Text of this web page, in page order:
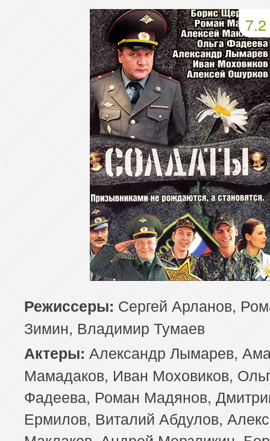
50 серия
7.2
Режиссеры: Сергей Арланов,
Зимин, Владимир Тумаев
Актеры: Александр Лымарев,
Мамадаков, Иван Моховиков,
Фадеева, Роман Мадянов,
Ермилов, Виталий Абдулов,